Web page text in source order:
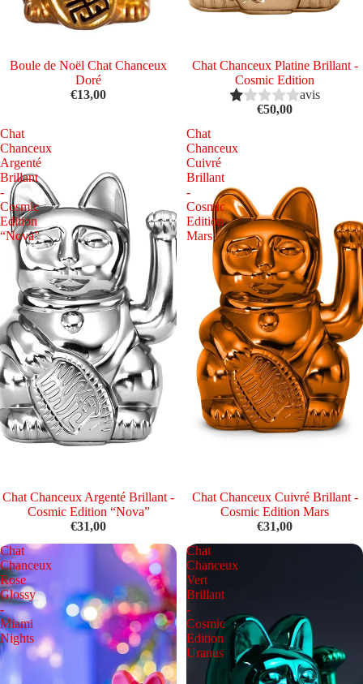
Épuisé
Boule de Noël Chat Chanceux
Doré
€13,00
Chat Chanceux Platine Brillant -
Cosmic Edition
avis
€50,00
Chat
Chanceux
Argenté
Brillant
-
Cosmic
Edition
“Nova”
Épuisé
Chat Chanceux Argenté Brillant -
Cosmic Edition “Nova”
€31,00
Chat
Chanceux
Cuivré
Brillant
-
Cosmic
Edition
Mars
Chat Chanceux Cuivré Brillant -
Cosmic Edition Mars
€31,00
Chat
Chanceux
Rose
Glossy
-
Miami
Nights
Chat
Chanceux
Vert
Brillant
-
Cosmic
Edition
Uranus